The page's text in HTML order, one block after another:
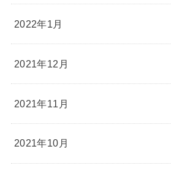
2022年1月
2021年12月
2021年11月
2021年10月